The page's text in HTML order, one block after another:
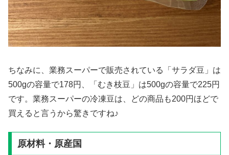
ちなみに、業務スーパーで販売されている「サラダ豆」は
500gの容量で178円、「むき枝豆」は500gの容量で225円
です。業務スーパーの冷凍豆は、どの商品も200円ほどで
買えると言うから驚きですね♪
原材料・原産国